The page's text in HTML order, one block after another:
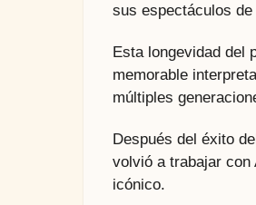
sus espectáculos
Esta longevidad del
memorable
múltiples
Después del éxito
volvió a trabajar con
icónico.